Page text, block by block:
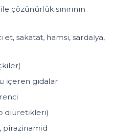
çözünürlük sınırının
sakatat, hamsi, sardalya,
içeren gıdalar
diüretikleri)
pirazinamid